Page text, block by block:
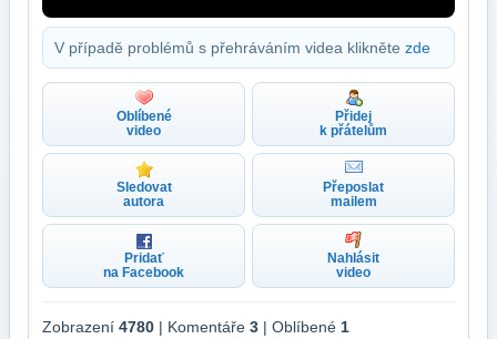
V případě problémů s přehráváním videa klikněte zde
Oblíbené
video
Přidej
k přátelům
Sledovat
autora
Přeposlat
mailem
Pridať
na Facebook
Nahlásit
video
Zobrazení 4780 | Komentáře 3 | Oblíbené 1